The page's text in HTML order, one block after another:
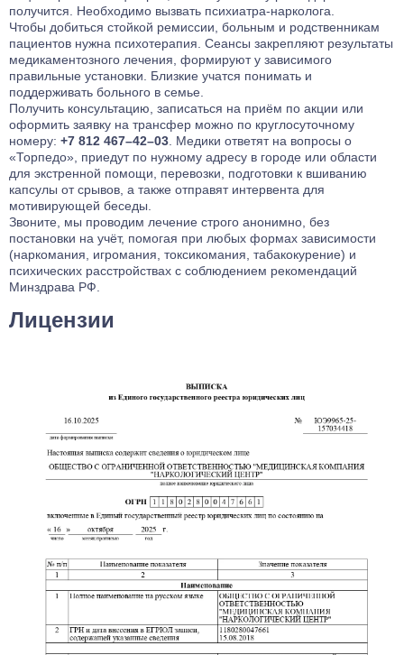
получится. Необходимо вызвать психиатра-нарколога.
Чтобы добиться стойкой ремиссии, больным и родственникам
пациентов нужна психотерапия. Сеансы закрепляют результаты
медикаментозного лечения, формируют у зависимого
правильные установки. Близкие учатся понимать и
поддерживать больного в семье.
Получить консультацию, записаться на приём по акции или
оформить заявку на трансфер можно по круглосуточному
номеру: +7 812 467–42–03. Медики ответят на вопросы о
«Торпедо», приедут по нужному адресу в городе или области
для экстренной помощи, перевозки, подготовки к вшиванию
капсулы от срывов, а также отправят интервента для
мотивирующей беседы.
Звоните, мы проводим лечение строго анонимно, без
постановки на учёт, помогая при любых формах зависимости
(наркомания, игромания, токсикомания, табакокурение) и
психических расстройствах с соблюдением рекомендаций
Минздрава РФ.
Лицензии